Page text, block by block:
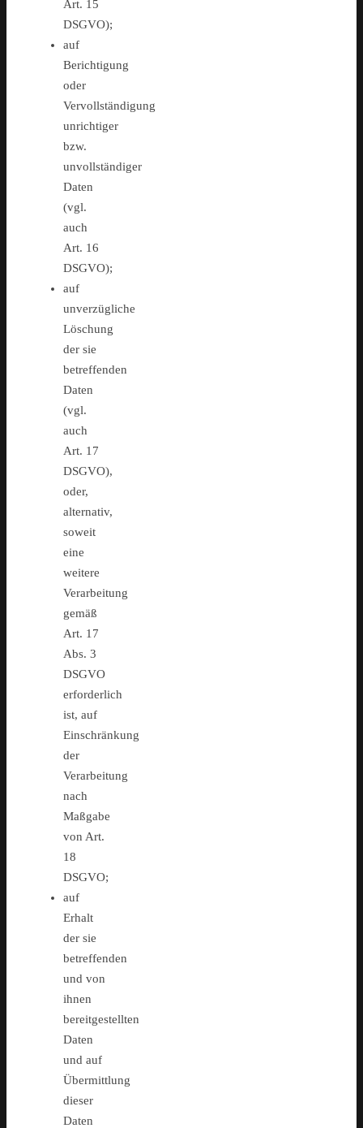
Art. 15
DSGVO);
auf
Berichtigung
oder
Vervollständigung
unrichtiger
bzw.
unvollständiger
Daten
(vgl.
auch
Art. 16
DSGVO);
auf
unverzügliche
Löschung
der sie
betreffenden
Daten
(vgl.
auch
Art. 17
DSGVO),
oder,
alternativ,
soweit
eine
weitere
Verarbeitung
gemäß
Art. 17
Abs. 3
DSGVO
erforderlich
ist, auf
Einschränkung
der
Verarbeitung
nach
Maßgabe
von Art.
18
DSGVO;
auf
Erhalt
der sie
betreffenden
und von
ihnen
bereitgestellten
Daten
und auf
Übermittlung
dieser
Daten